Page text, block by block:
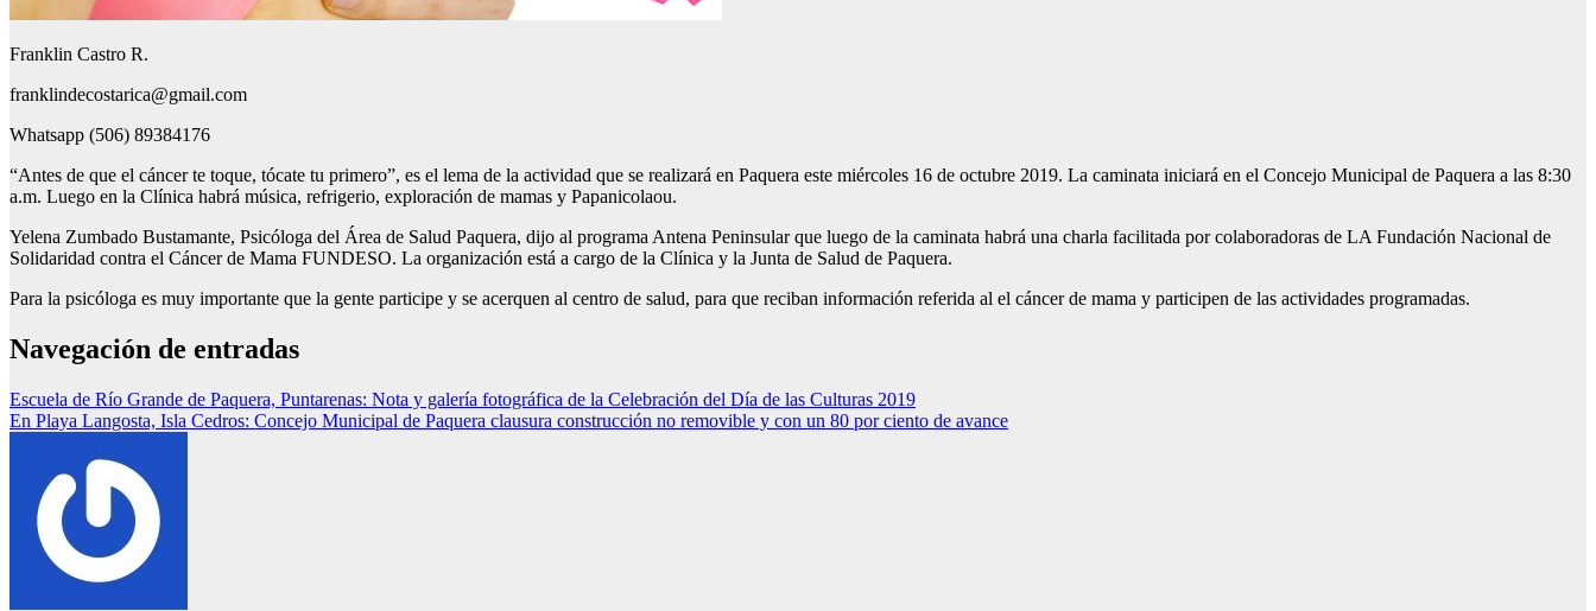
Franklin Castro R.
franklindecostarica@gmail.com
Whatsapp (506) 89384176
“Antes de que el cáncer te toque, tócate tu primero”, es el lema de la actividad que se realizará en Paquera este miércoles 16 de octubre 2019. La caminata iniciará en el Concejo Municipal de Paquera a las 8:30
a.m. Luego en la Clínica habrá música, refrigerio, exploración de mamas y Papanicolaou.
Yelena Zumbado Bustamante, Psicóloga del Área de Salud Paquera, dijo al programa Antena Peninsular que luego de la caminata habrá una charla facilitada por colaboradoras de LA Fundación Nacional de
Solidaridad contra el Cáncer de Mama FUNDESO. La organización está a cargo de la Clínica y la Junta de Salud de Paquera.
Para la psicóloga es muy importante que la gente participe y se acerquen al centro de salud, para que reciban información referida al el cáncer de mama y participen de las actividades programadas.
Navegación de entradas
Escuela de Río Grande de Paquera, Puntarenas: Nota y galería fotográfica de la Celebración del Día de las Culturas 2019
En Playa Langosta, Isla Cedros: Concejo Municipal de Paquera clausura construcción no removible y con un 80 por ciento de avance